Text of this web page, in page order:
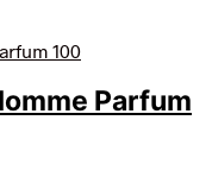
Parfum